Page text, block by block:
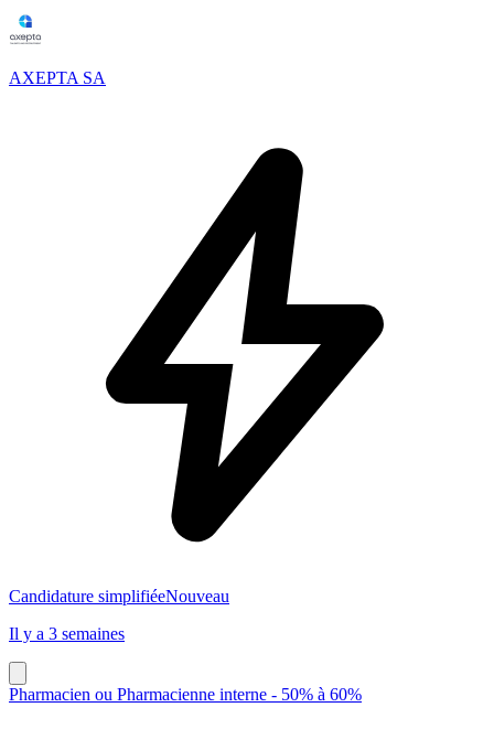
AXEPTA SA
Candidature simplifiéeNouveau
Il y a 3 semaines
Pharmacien ou Pharmacienne interne - 50% à 60%